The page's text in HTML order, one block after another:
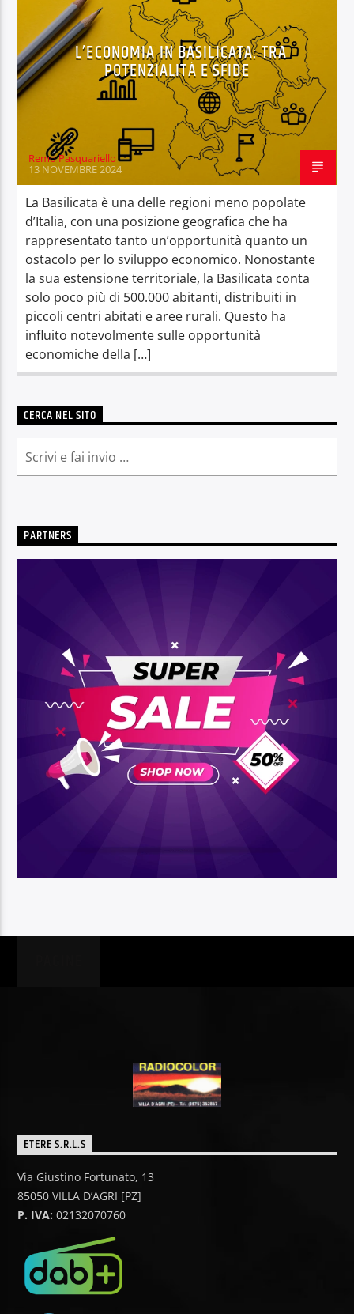
L’ECONOMIA IN BASILICATA: TRA
POTENZIALITÀ E SFIDE
Remo Pasquariello
13 NOVEMBRE 2024
La Basilicata è una delle regioni meno popolate
d’Italia, con una posizione geografica che ha
rappresentato tanto un’opportunità quanto un
ostacolo per lo sviluppo economico. Nonostante
la sua estensione territoriale, la Basilicata conta
solo poco più di 500.000 abitanti, distribuiti in
piccoli centri abitati e aree rurali. Questo ha
influito notevolmente sulle opportunità
economiche della […]
CERCA NEL SITO
PARTNERS
ETERE S.R.L.S
Via Giustino Fortunato, 13
85050 VILLA D’AGRI [PZ]
P. IVA: 02132070760